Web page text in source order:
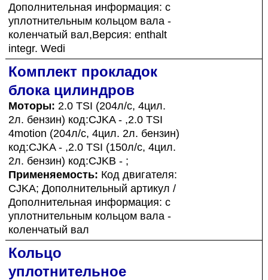
Дополнительная информация: с
уплотнительным кольцом вала -
коленчатый вал,Версия: enthalt
integr. Wedi
Комплект прокладок
блока цилиндров
Моторы: 2.0 TSI (204л/с, 4цил.
2л. бензин) код:CJKA - ,2.0 TSI
4motion (204л/с, 4цил. 2л. бензин)
код:CJKA - ,2.0 TSI (150л/с, 4цил.
2л. бензин) код:CJKB - ;
Применяемость: Код двигателя:
CJKA; Дополнительный артикул /
Дополнительная информация: с
уплотнительным кольцом вала -
коленчатый вал
Кольцо
уплотнительное